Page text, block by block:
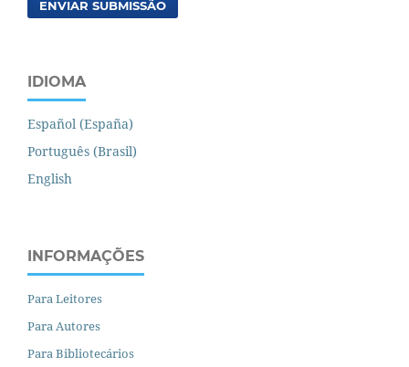
ENVIAR SUBMISSÃO
IDIOMA
Español (España)
Português (Brasil)
English
INFORMAÇÕES
Para Leitores
Para Autores
Para Bibliotecários